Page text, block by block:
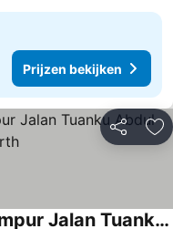
Prijzen bekijken
Delen
Hilton Garden Inn Kuala Lumpur Jalan Tuanku Abdul Rahman North